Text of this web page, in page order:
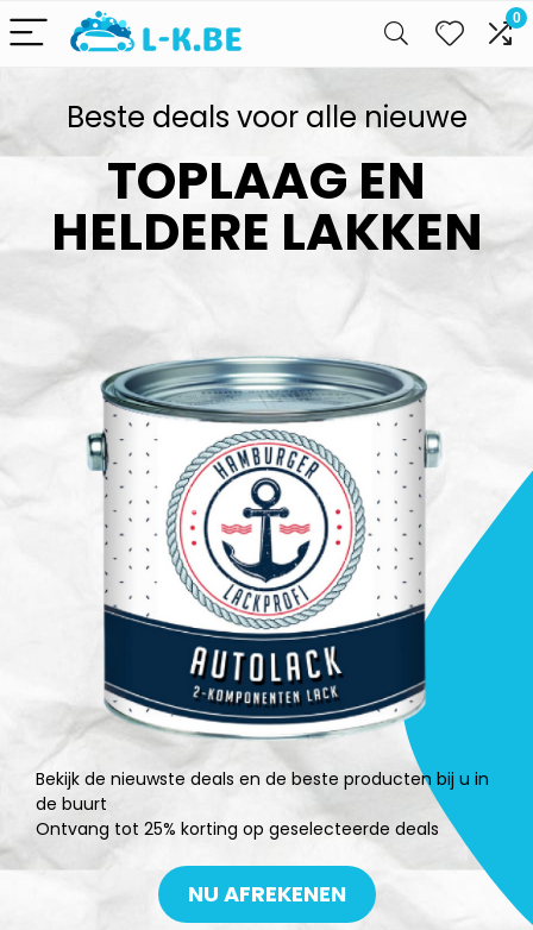
0
Beste deals voor alle nieuwe
TOPLAAG EN
HELDERE LAKKEN
Bekijk de nieuwste deals en de beste producten bij u in
de buurt
Ontvang tot 25% korting op geselecteerde deals
NU AFREKENEN